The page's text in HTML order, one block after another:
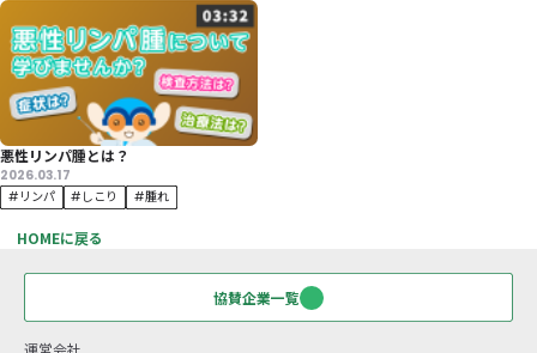
疾患情報詳細
関連動画
2026.03.17